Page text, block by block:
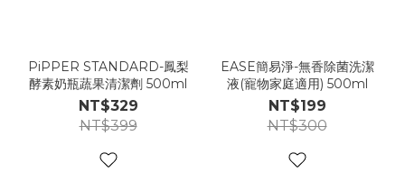
PiPPER STANDARD-鳳梨
酵素奶瓶蔬果清潔劑 500ml
NT$329
NT$399
EASE簡易淨-無香除菌洗潔
液(寵物家庭適用) 500ml
NT$199
NT$300